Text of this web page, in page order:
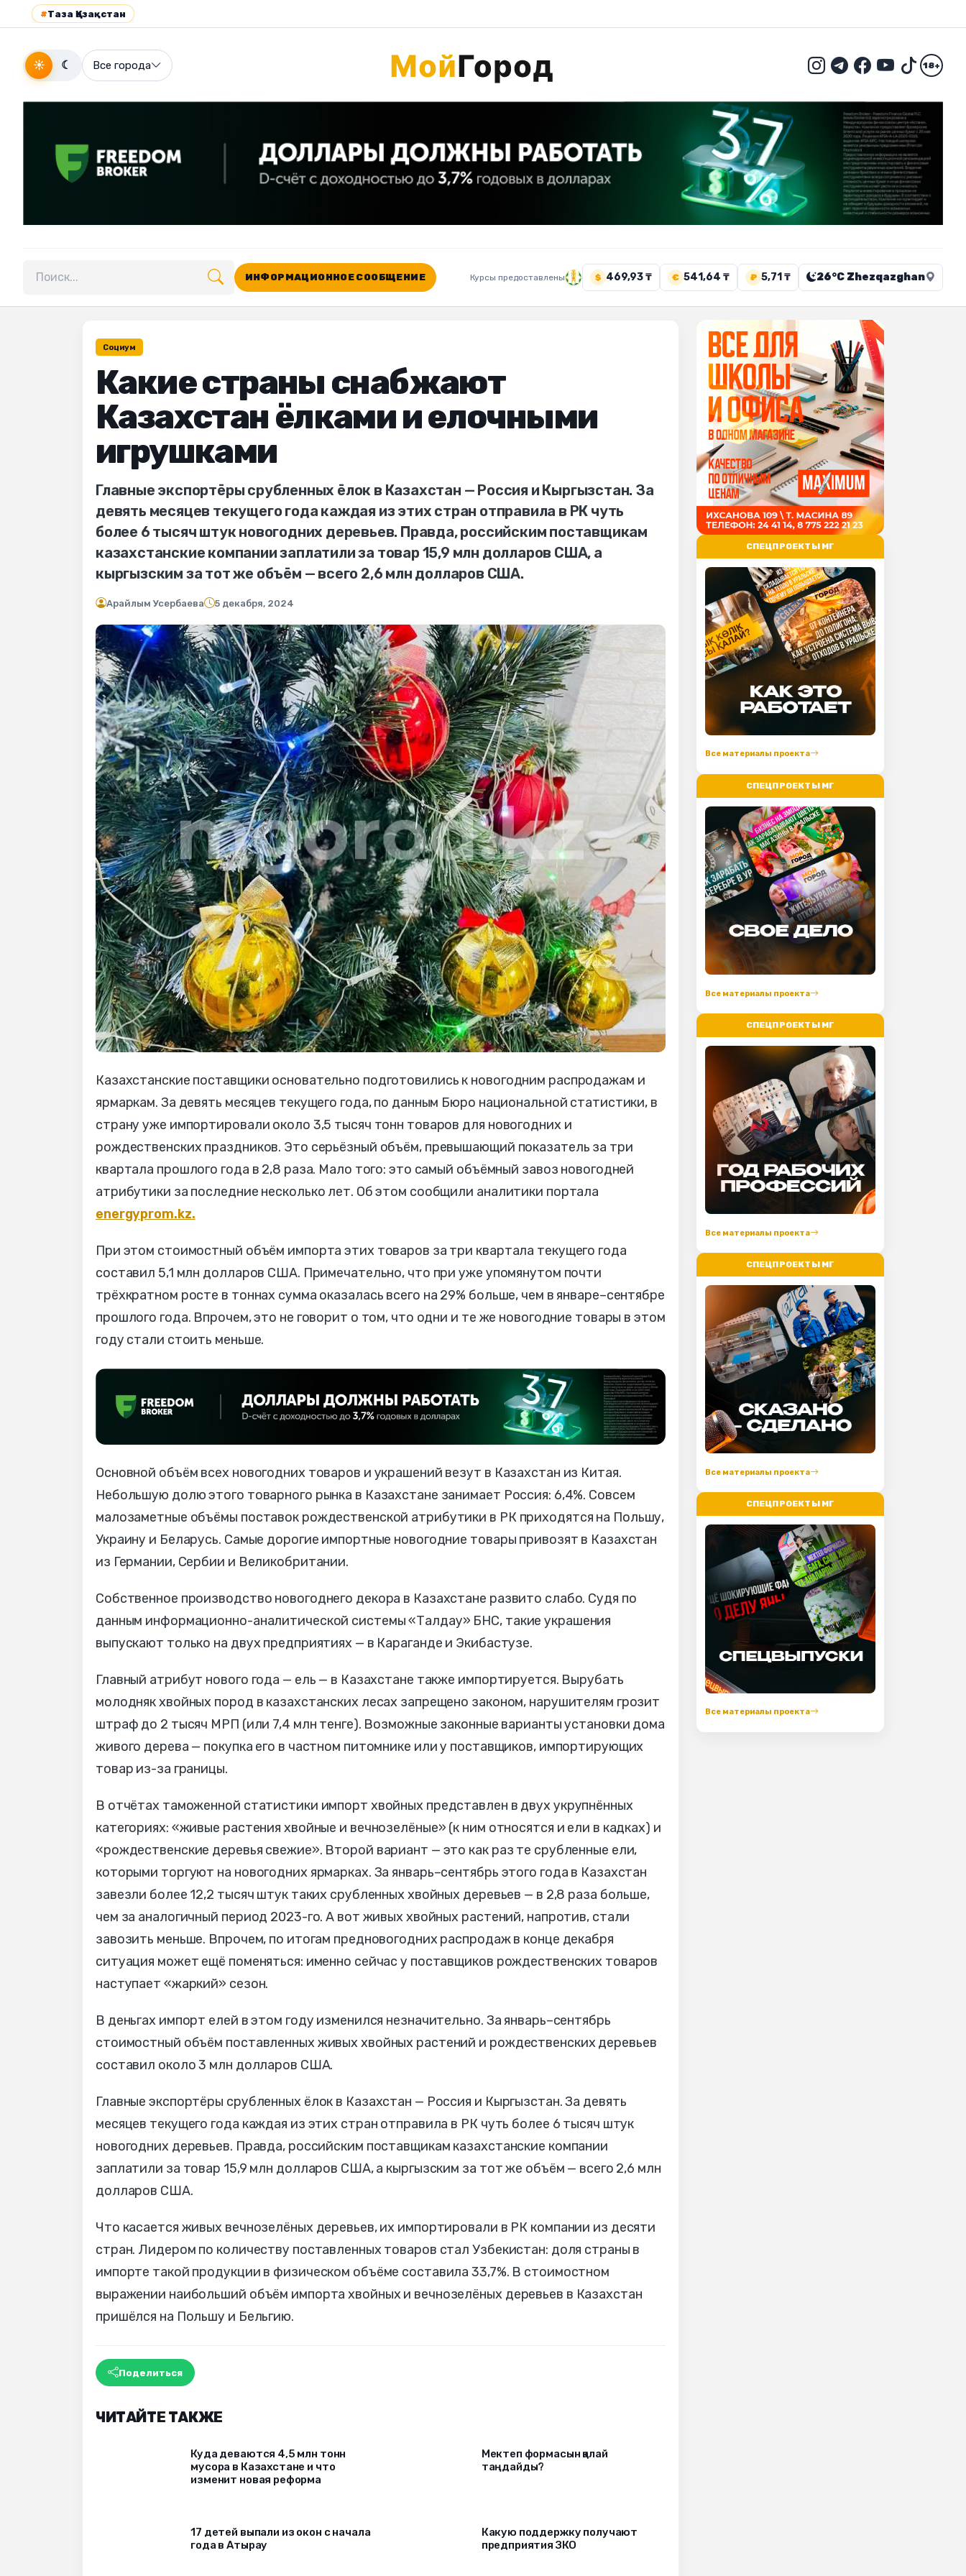
#Таза Қазақстан
☀ ☾ Все города 18+
Поиск по сайту
ИНФОРМАЦИОННОЕ СООБЩЕНИЕ Курсы предоставлены $ 469,93 ₸ € 541,64 ₸ ₽ 5,71 ₸ 26°C Zhezqazghan
Социум
Какие страны снабжают
Казахстан ёлками и елочными
игрушками
Главные экспортёры срубленных ёлок в Казахстан — Россия и Кыргызстан. За
девять месяцев текущего года каждая из этих стран отправила в РК чуть
более 6 тысяч штук новогодних деревьев. Правда, российским поставщикам
казахстанские компании заплатили за товар 15,9 млн долларов США, а
кыргызским за тот же объём — всего 2,6 млн долларов США.
Арайлым Усербаева 5 декабря, 2024
Казахстанские поставщики основательно подготовились к новогодним распродажам и
ярмаркам. За девять месяцев текущего года, по данным Бюро национальной статистики, в
страну уже импортировали около 3,5 тысяч тонн товаров для новогодних и
рождественских праздников. Это серьёзный объём, превышающий показатель за три
квартала прошлого года в 2,8 раза. Мало того: это самый объёмный завоз новогодней
атрибутики за последние несколько лет. Об этом сообщили аналитики портала
energyprom.kz.
При этом стоимостный объём импорта этих товаров за три квартала текущего года
составил 5,1 млн долларов США. Примечательно, что при уже упомянутом почти
трёхкратном росте в тоннах сумма оказалась всего на 29% больше, чем в январе–сентябре
прошлого года. Впрочем, это не говорит о том, что одни и те же новогодние товары в этом
году стали стоить меньше.
Основной объём всех новогодних товаров и украшений везут в Казахстан из Китая.
Небольшую долю этого товарного рынка в Казахстане занимает Россия: 6,4%. Совсем
малозаметные объёмы поставок рождественской атрибутики в РК приходятся на Польшу,
Украину и Беларусь. Самые дорогие импортные новогодние товары привозят в Казахстан
из Германии, Сербии и Великобритании.
Собственное производство новогоднего декора в Казахстане развито слабо. Судя по
данным информационно-аналитической системы «Талдау» БНС, такие украшения
выпускают только на двух предприятиях — в Караганде и Экибастузе.
Главный атрибут нового года — ель — в Казахстане также импортируется. Вырубать
молодняк хвойных пород в казахстанских лесах запрещено законом, нарушителям грозит
штраф до 2 тысяч МРП (или 7,4 млн тенге). Возможные законные варианты установки дома
живого дерева — покупка его в частном питомнике или у поставщиков, импортирующих
товар из-за границы.
В отчётах таможенной статистики импорт хвойных представлен в двух укрупнённых
категориях: «живые растения хвойные и вечнозелёные» (к ним относятся и ели в кадках) и
«рождественские деревья свежие». Второй вариант — это как раз те срубленные ели,
которыми торгуют на новогодних ярмарках. За январь–сентябрь этого года в Казахстан
завезли более 12,2 тысяч штук таких срубленных хвойных деревьев — в 2,8 раза больше,
чем за аналогичный период 2023-го. А вот живых хвойных растений, напротив, стали
завозить меньше. Впрочем, по итогам предновогодних распродаж в конце декабря
ситуация может ещё поменяться: именно сейчас у поставщиков рождественских товаров
наступает «жаркий» сезон.
В деньгах импорт елей в этом году изменился незначительно. За январь–сентябрь
стоимостный объём поставленных живых хвойных растений и рождественских деревьев
составил около 3 млн долларов США.
Главные экспортёры срубленных ёлок в Казахстан — Россия и Кыргызстан. За девять
месяцев текущего года каждая из этих стран отправила в РК чуть более 6 тысяч штук
новогодних деревьев. Правда, российским поставщикам казахстанские компании
заплатили за товар 15,9 млн долларов США, а кыргызским за тот же объём — всего 2,6 млн
долларов США.
Что касается живых вечнозелёных деревьев, их импортировали в РК компании из десяти
стран. Лидером по количеству поставленных товаров стал Узбекистан: доля страны в
импорте такой продукции в физическом объёме составила 33,7%. В стоимостном
выражении наибольший объём импорта хвойных и вечнозелёных деревьев в Казахстан
пришёлся на Польшу и Бельгию.
Поделиться
ЧИТАЙТЕ ТАКЖЕ
Куда деваются 4,5 млн тонн
мусора в Казахстане и что
изменит новая реформа
Мектеп формасын қалай
таңдайды?
17 детей выпали из окон c начала
года в Атырау
Какую поддержку получают
предприятия ЗКО
СПЕЦПРОЕКТЫ МГ
Все материалы проекта
СПЕЦПРОЕКТЫ МГ
Все материалы проекта
СПЕЦПРОЕКТЫ МГ
Все материалы проекта
СПЕЦПРОЕКТЫ МГ
Все материалы проекта
СПЕЦПРОЕКТЫ МГ
Все материалы проекта